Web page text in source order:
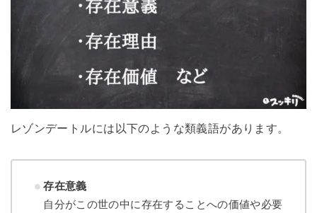
レゾンデートルには以下のような類義語があります。
存在意義
自分がこの世の中に存在することへの価値や必要